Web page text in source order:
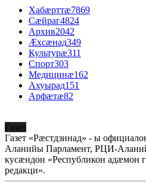
Хабæрттæ7869
Сæйраг4824
Архив2042
Æхсæнад349
Культурæ311
Спорт303
Медицинæ162
Ахуырад151
Арфæтæ82
Газет
Газет «Рæстдзинад» - ы
Аланийы Парламент, РЦИ-
кусæндон «Республикон адæмон
редакци».